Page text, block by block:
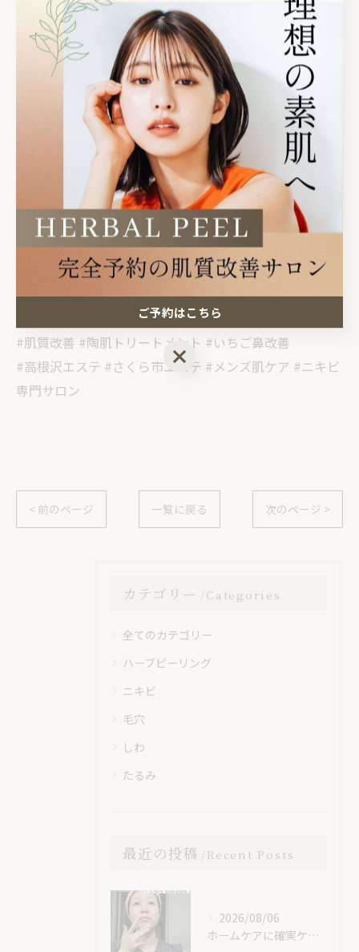
🏠サロン情報
栃木県塩谷郡高根沢町
光陽台5丁目1-12グラフハイツA202
⏰14:30〜21:00
⚠️完全予約制
#ニキビ改善 #大人ニキビ #メンズスキンケア
#繰り返すニキビ #肌を育てる #栃木ニキビケア #宇都
宮エステ #高根沢町 #さくら市 #ハーブピーリング専門
店 #宇都宮ハーブピーリング#宇都宮ニキビ#しみ#宇都
宮毛穴#宇都宮#ニキビ改善 #毛穴ケア #REVIハーブピー
#肌質改善 #陶肌トリートメント #いちご鼻改善
#高根沢エステ #さくら市エステ #メンズ肌ケア #ニキビ
専門サロン
< 前のページ 一覧に戻る 次のページ >
カテゴリー Categories
全てのカテゴリー
ハーブピーリング
ニキビ
毛穴
しわ
たるみ
最近の投稿 Recent Posts
2026/08/06
ホームケアに確実ケアを入れてみて😊✨
ご予約はこちら
ご予約はこちら